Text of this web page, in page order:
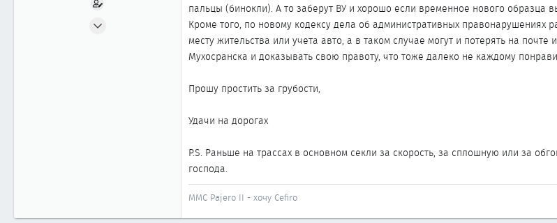
пальцы (бинокли). А то заберут ВУ и хорошо если временное нового образца
Кроме того, по новому кодексу дела об административных правонарушениях
месту жительства или учета авто, а в таком случае могут и потерять на
Мухосранска и доказывать свою правоту, что тоже далеко не каждому
Прошу простить за грубости,
Удачи на дорогах
P.S. Раньше на трассах в основном секли за скорость, за сплошную или за
господа.
MMC Pajero II - хочу Cefiro